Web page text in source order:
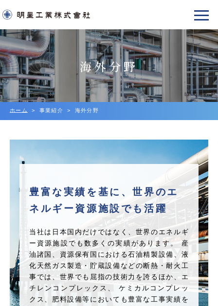
海外分野
ホーム 事業紹介 海外分野
豊富な実績を基に、世界のエ
ネルギー資源施設でも活躍
当社は日本国内だけではなく、世界のエネルギ
ー資源施設でも数多くの実績があります。 産
油諸国、資源保有国における石油精製設備、液
化天然ガス製造・貯蔵設備などの断熱・耐火工
事では、世界でも屈指の技術力を誇るほか、エ
チレンコンプレックス、 ケミカルコンプレッ
クス、肥料設備等においても豊富な工事実績を